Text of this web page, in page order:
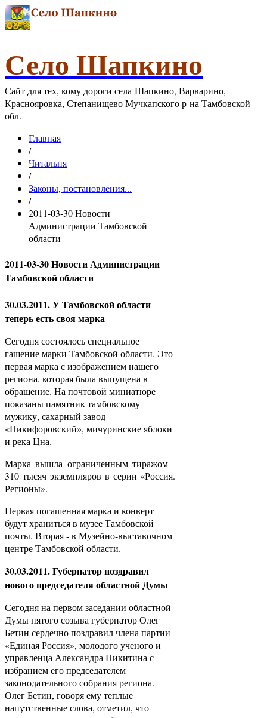
Село Шапкино
Сайт для тех, кому дороги села Шапкино, Варварино,
Краснояровка, Степанищево Мучкапского р-на Тамбовской
обл.
Главная
/
Читальня
/
Законы, постановления...
/
2011-03-30 Новости
Администрации Тамбовской
области
2011-03-30 Новости Администрации
Тамбовской области
30.03.2011. У Тамбовской области
теперь есть своя марка
Сегодня состоялось специальное
гашение марки Тамбовской области. Это
первая марка с изображением нашего
региона, которая была выпущена в
обращение. На почтовой миниатюре
показаны памятник тамбовскому
мужику, сахарный завод
«Никифоровский», мичуринские яблоки
и река Цна.
Марка вышла ограниченным тиражом -
310 тысяч экземпляров в серии «Россия.
Регионы».
Первая погашенная марка и конверт
будут храниться в музее Тамбовской
почты. Вторая - в Музейно-выставочном
центре Тамбовской области.
30.03.2011. Губернатор поздравил
нового председателя областной Думы
Сегодня на первом заседании областной
Думы пятого созыва губернатор Олег
Бетин сердечно поздравил члена партии
«Единая Россия», молодого ученого и
управленца Александра Никитина с
избранием его председателем
законодательного собрания региона.
Олег Бетин, говоря ему теплые
напутственные слова, отметил, что